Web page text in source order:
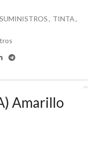
SUMINISTROS, TINTA,
Amarillo